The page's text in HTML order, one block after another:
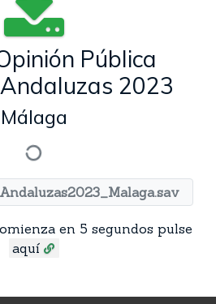
Pública
2023
Málaga
en 5 segundos pulse
aquí